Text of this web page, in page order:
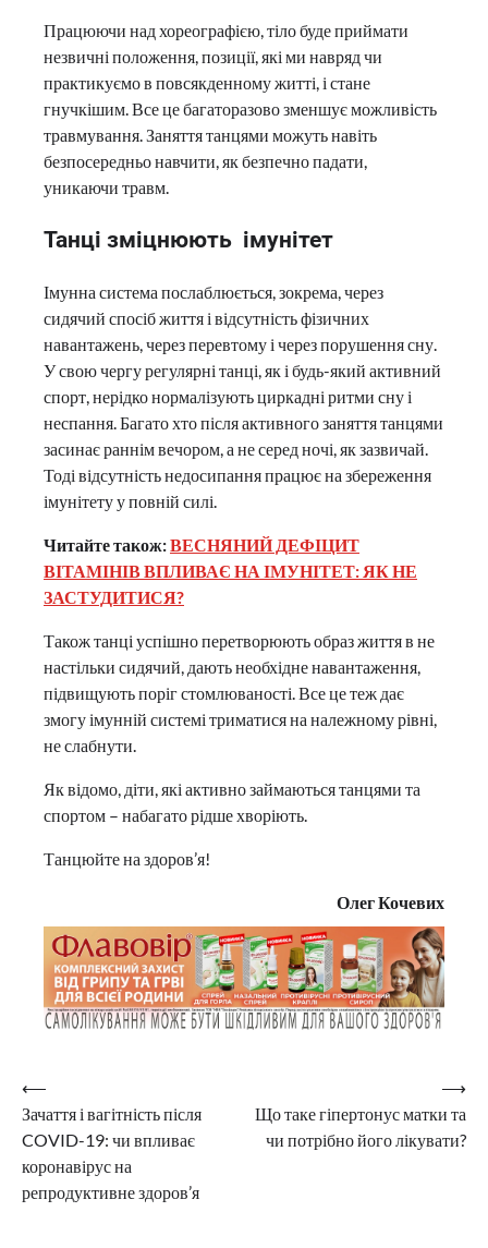
Працюючи над хореографією, тіло буде приймати
незвичні положення, позиції, які ми навряд чи
практикуємо в повсякденному житті, і стане
гнучкішим. Все це багаторазово зменшує можливість
травмування. Заняття танцями можуть навіть
безпосередньо навчити, як безпечно падати,
уникаючи травм.
Танці зміцнюють імунітет
Імунна система послаблюється, зокрема, через
сидячий спосіб життя і відсутність фізичних
навантажень, через перевтому і через порушення сну.
У свою чергу регулярні танці, як і будь-який активний
спорт, нерідко нормалізують циркадні ритми сну і
неспання. Багато хто після активного заняття танцями
засинає раннім вечором, а не серед ночі, як зазвичай.
Тоді відсутність недосипання працює на збереження
імунітету у повній силі.
Читайте також:ВЕСНЯНИЙ ДЕФІЦИТ
ВІТАМІНІВ ВПЛИВАЄ НА ІМУНІТЕТ: ЯК НЕ
ЗАСТУДИТИСЯ?
Також танці успішно перетворюють образ життя в не
настільки сидячий, дають необхідне навантаження,
підвищують поріг стомлюваності. Все це теж дає
змогу імунній системі триматися на належному рівні,
не слабнути.
Як відомо, діти, які активно займаються танцями та
спортом – набагато рідше хворіють.
Танцюйте на здоров’я!
Олег Кочевих
Навігація
записів
⟵
Зачаття і вагітність після
COVID-19: чи впливає
коронавірус на
репродуктивне здоров’я
Що таке гіпертонус матки та
чи потрібно його лікувати?
⟶